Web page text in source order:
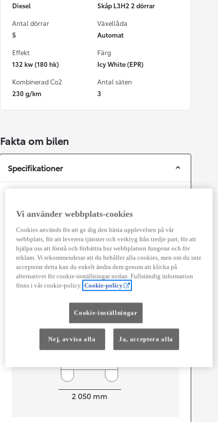
Diesel
Skåp L3H2 2 dörrar
Antal dörrar
5
Växellåda
Automat
Effekt
132 kw (180 hk)
Färg
Icy White (EPR)
Kombinerad Co2
230 g/km
Antal säten
3
Fakta om bilen
Specifikationer
Antal dörrar
Antal säten
Length
5 998mm
mm
2 050 mm
Vi använder webbplats-cookies
Cookies används för att ge dig den bästa upplevelsen på vår
webbplats, för att leverera tjänster och verktyg från tredje part, för att
hjälpa oss att förstå och förbättra hur webbplatsen fungerar och för
reklam. Vi rekommenderar att du behåller alla cookies, men om du inte
accepterar detta kan du enkelt ändra dem genom att klicka på
alternativet för cookie-inställningar nedan. Fullständig information
finns i vår cookie-policy. Cookie-policy
Cookie-inställningar
Nej, avvisa alla Ja, acceptera alla